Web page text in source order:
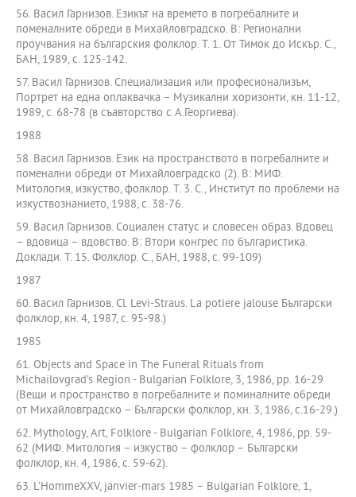
56. Васил Гарнизов. Езикът на времето в погребалните и
поменалните обреди в Михайловградско. В: Регионални
проучвания на българския фолклор. Т. 1. От Тимок до Искър. С.,
БАН, 1989, с. 125-142.
57. Васил Гарнизов. Специализация или професионализъм,
Портрет на една оплаквачка – Музикални хоризонти, кн. 11-12,
1989, с. 68-78 (в съавторство с А.Георгиева).
1988
58. Васил Гарнизов. Език на пространството в погребалните и
поменални обреди от Михайловградско (2). В: МИФ.
Митология, изкуство, фолклор. Т. 3. С., Институт по проблеми на
изкуствознанието, 1988, с. 38-76.
59. Васил Гарнизов. Социален статус и словесен образ. Вдовец
– вдовица – вдовство. В: Втори конгрес по българистика.
Доклади. Т. 15. Фолклор. С., БАН, 1988, с. 99-109)
1987
60. Васил Гарнизов. Cl. Levi-Straus. La potiere jalouse Български
фолклор, кн. 4, 1987, с. 95-98.)
1985
61. Objects and Space in The Funeral Rituals from
Michailovgrad’s Region - Bulgarian Folklore, 3, 1986, pp. 16-29
(Вещи и пространство в погребалните и поминалните обреди
от Михайловградско – Български фолклор, кн. 3, 1986, с.16-29.)
62. Mythology, Art, Folklore - Bulgarian Folklore, 4, 1986, pp. 59-
62 (МИФ. Митология – изкуство – фолклор – Български
фолклор, кн. 4, 1986, с. 59-62).
63. L’HommeXXV, janvier-mars 1985 – Bulgarian Folklore, 1,